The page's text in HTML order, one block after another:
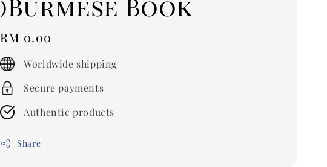
Regular
price
RM 0.00
Worldwide shipping
Secure payments
Authentic products
Share